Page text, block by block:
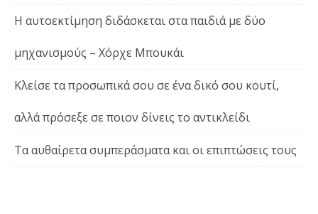
Η αυτοεκτίμηση διδάσκεται στα παιδιά με δύο
μηχανισμούς – Χόρχε Μπουκάι
Κλείσε τα προσωπικά σου σε ένα δικό σου κουτί,
αλλά πρόσεξε σε ποιον δίνεις το αντικλείδι
Τα αυθαίρετα συμπεράσματα και οι επιπτώσεις τους